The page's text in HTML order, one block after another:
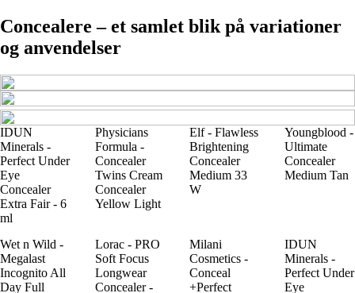
Concealere – et samlet blik på variationer
og anvendelser
IDUN
Minerals -
Perfect Under
Eye
Concealer
Extra Fair - 6
ml
Physicians
Formula -
Concealer
Twins Cream
Concealer
Yellow Light
Elf - Flawless
Brightening
Concealer
Medium 33
W
Youngblood -
Ultimate
Concealer
Medium Tan
Wet n Wild -
Megalast
Incognito All
Day Full
Lorac - PRO
Soft Focus
Longwear
Concealer -
Milani
Cosmetics -
Conceal
+Perfect
IDUN
Minerals -
Perfect Under
Eye